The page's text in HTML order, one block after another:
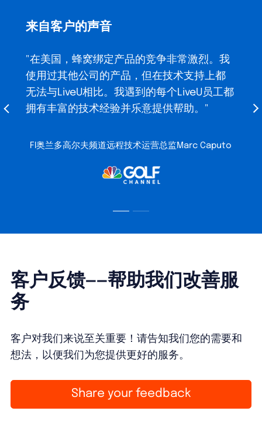
来自客户的声音
"在美国，蜂窝绑定产品的竞争非常激烈。我
使用过其他公司的产品，但在技术支持上都
无法与LiveU相比。我遇到的每个LiveU员工都
拥有丰富的技术经验并乐意提供帮助。"
FI奥兰多高尔夫频道远程技术运营总监Marc Caputo
客户反馈——帮助我们改善服
务
客户对我们来说至关重要！请告知我们您的需要和
想法，以便我们为您提供更好的服务。
Share your feedback